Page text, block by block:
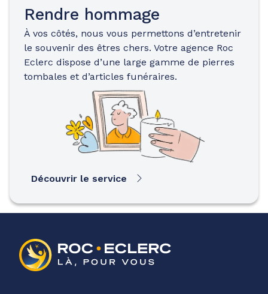
Rendre hommage
À vos côtés, nous vous permettons d’entretenir
le souvenir des êtres chers. Votre agence Roc
Eclerc dispose d’une large gamme de pierres
tombales et d’articles funéraires.
Découvrir le service